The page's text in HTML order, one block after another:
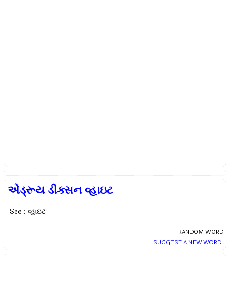
એંડ્રૂય ડીક્સન વ્હાઇટ
See : વ્હાઇટ
RANDOM WORD
SUGGEST A NEW WORD!